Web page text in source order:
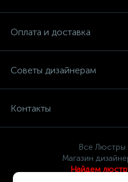
Оплата и доставка
Советы дизайнерам
Контакты
Все Люстры
Магазин
Найдем